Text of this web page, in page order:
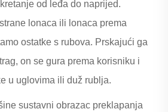
od leđa do naprijed.
lonaca ili lonaca prema
ostatke s rubova. Prskajući ga
on se gura prema korisniku i
u uglovima ili duž rublja.
sustavni obrazac preklapanja